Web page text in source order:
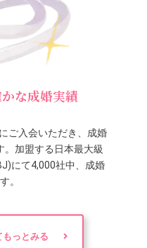
な成婚実績
ご入会いただき、成婚
。加盟する日本最大級
にて4,000社中、成婚
。
もっとみる